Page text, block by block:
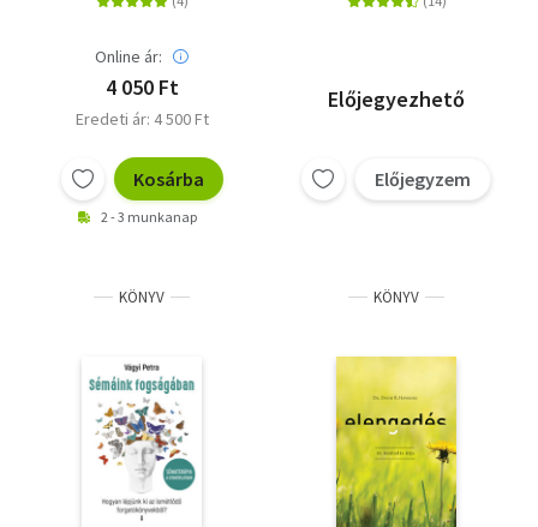
Online ár:
4 050 Ft
Eredeti ár: 4 500 Ft
Kosárba
2 - 3 munkanap
Előjegyezhető
Előjegyzem
KÖNYV KÖNYV